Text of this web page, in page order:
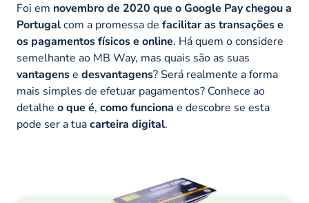
Foi em novembro de 2020 que o Google Pay chegou a
Portugalcom a promessa de facilitar as transações e
os pagamentos físicos e online. Há quem o considere
semelhante ao MB Way, mas quais são as suas
vantagense desvantagens? Será realmente a forma
mais simples de efetuar pagamentos? Conhece ao
detalhe o que é, como funciona e descobre se esta
pode ser a tuacarteira digital.